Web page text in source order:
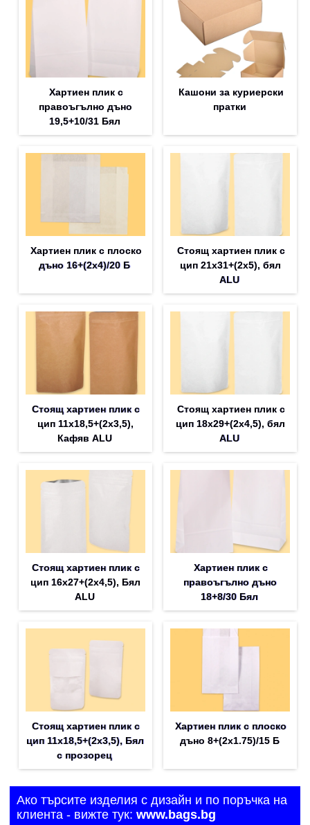
Хартиен плик с
правоъгълно дъно
19,5+10/31 Бял
Кашони за куриерски
пратки
Хартиен плик с плоско
дъно 16+(2х4)/20 Б
Стоящ хартиен плик с
цип 21х31+(2х5), бял
ALU
Стоящ хартиен плик с
цип 11х18,5+(2х3,5),
Кафяв ALU
Стоящ хартиен плик с
цип 18х29+(2х4,5), бял
ALU
Стоящ хартиен плик с
цип 16х27+(2х4,5), Бял
ALU
Хартиен плик с
правоъгълно дъно
18+8/30 Бял
Стоящ хартиен плик с
цип 11х18,5+(2х3,5), Бял
с прозорец
Хартиен плик с плоско
дъно 8+(2х1.75)/15 Б
Ако търсите изделия с дизайн и по поръчка на
клиента - вижте тук: www.bags.bg